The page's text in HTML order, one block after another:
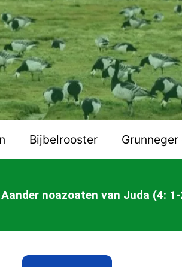
Bijbelrooster
noazoaten van Juda (4: